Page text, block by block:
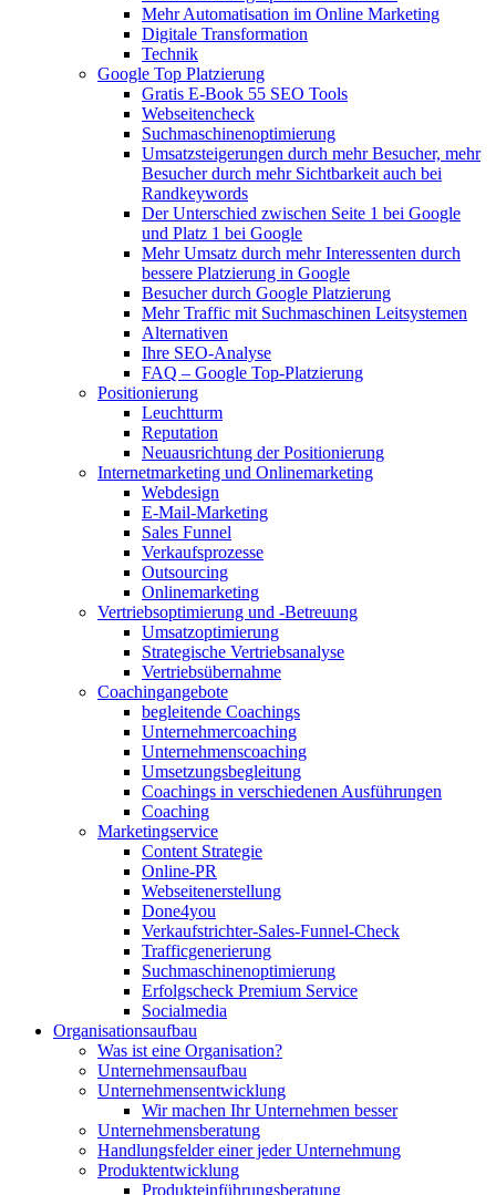
Mehr Automatisation im Online Marketing
Digitale Transformation
Technik
Google Top Platzierung
Gratis E-Book 55 SEO Tools
Webseitencheck
Suchmaschinenoptimierung
Umsatzsteigerungen durch mehr Besucher, mehr
Besucher durch mehr Sichtbarkeit auch bei
Randkeywords
Der Unterschied zwischen Seite 1 bei Google
und Platz 1 bei Google
Mehr Umsatz durch mehr Interessenten durch
bessere Platzierung in Google
Besucher durch Google Platzierung
Mehr Traffic mit Suchmaschinen Leitsystemen
Alternativen
Ihre SEO-Analyse
FAQ – Google Top-Platzierung
Positionierung
Leuchtturm
Reputation
Neuausrichtung der Positionierung
Internetmarketing und Onlinemarketing
Webdesign
E-Mail-Marketing
Sales Funnel
Verkaufsprozesse
Outsourcing
Onlinemarketing
Vertriebsoptimierung und -Betreuung
Umsatzoptimierung
Strategische Vertriebsanalyse
Vertriebsübernahme
Coachingangebote
begleitende Coachings
Unternehmercoaching
Unternehmenscoaching
Umsetzungsbegleitung
Coachings in verschiedenen Ausführungen
Coaching
Marketingservice
Content Strategie
Online-PR
Webseitenerstellung
Done4you
Verkaufstrichter-Sales-Funnel-Check
Trafficgenerierung
Suchmaschinenoptimierung
Erfolgscheck Premium Service
Socialmedia
Organisationsaufbau
Was ist eine Organisation?
Unternehmensaufbau
Unternehmensentwicklung
Wir machen Ihr Unternehmen besser
Unternehmensberatung
Handlungsfelder einer jeder Unternehmung
Produktentwicklung
Produkteinführungsberatung